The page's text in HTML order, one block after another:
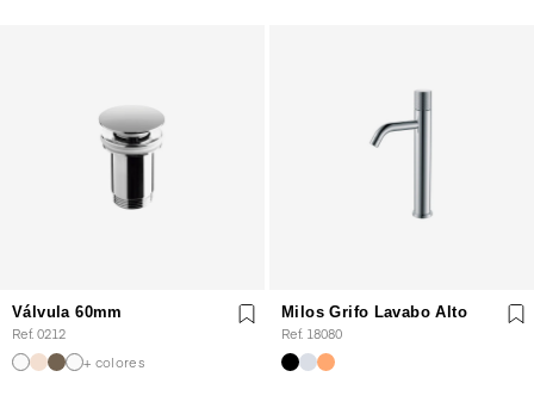
Válvula 60mm
Ref. 0212
+ colores
Milos Grifo Lavabo Alto
Ref. 18080